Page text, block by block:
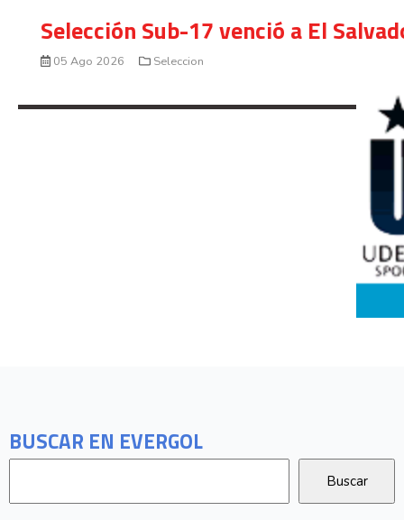
BUSCAR EN EVERGOL
Selección Sub-17 venció a El
05 Ago 2026 Seleccion